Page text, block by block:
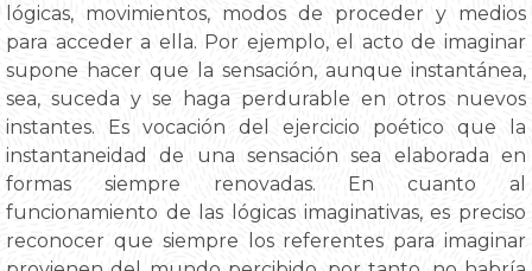
lógicas, movimientos, modos de proceder y medios
para acceder a ella. Por ejemplo, el acto de imaginar
supone hacer que la sensación, aunque instantánea,
sea, suceda y se haga perdurable en otros nuevos
instantes. Es vocación del ejercicio poético que la
instantaneidad de una sensación sea elaborada en
formas siempre renovadas. En cuanto al
funcionamiento de las lógicas imaginativas, es preciso
reconocer que siempre los referentes para imaginar